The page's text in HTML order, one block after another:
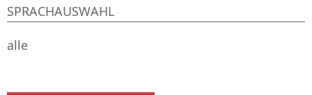
SPRACHAUSWAHL
alle